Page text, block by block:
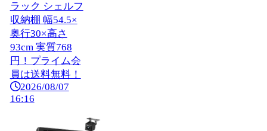
ラック シェルフ
収納棚 幅54.5×
奥行30×高さ
93cm 実質768
円！プライム会
員は送料無料！
2026/08/07
16:16